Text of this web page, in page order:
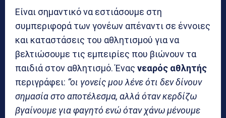
Είναι σημαντικό να εστιάσουμε στη
συμπεριφορά των γονέων απέναντι σε έννοιες
και καταστάσεις του αθλητισμού για να
βελτιώσουμε τις εμπειρίες που βιώνουν τα
παιδιά στον αθλητισμό. Ένας νεαρός αθλητής
περιγράφει: “οι γονείς μου λένε ότι δεν δίνουν
σημασία στο αποτέλεσμα, αλλά όταν κερδίζω
βγαίνουμε για φαγητό ενώ όταν χάνω μένουμε